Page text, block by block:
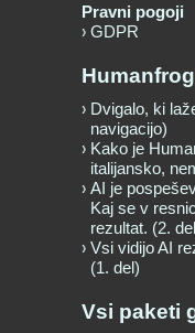
Pravni pogoji
GDPR
Dvigalo, ki
navigacijo)
Kako je
italijansko,
AI je
Kaj se v
rezultat. (2.
Vsi vidijo AI
(1. del)
Vsi paketi